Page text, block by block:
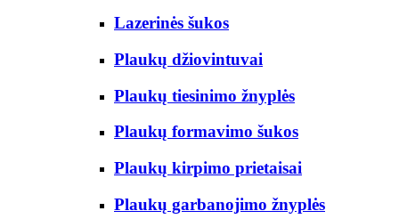
Lazerinės šukos
Plaukų džiovintuvai
Plaukų tiesinimo žnyplės
Plaukų formavimo šukos
Plaukų kirpimo prietaisai
Plaukų garbanojimo žnyplės